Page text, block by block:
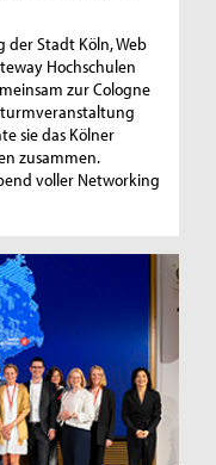
der Stadt Köln, Web
Hochschulen
zur Cologne
sie das Kölner
zusammen.
voller Networking